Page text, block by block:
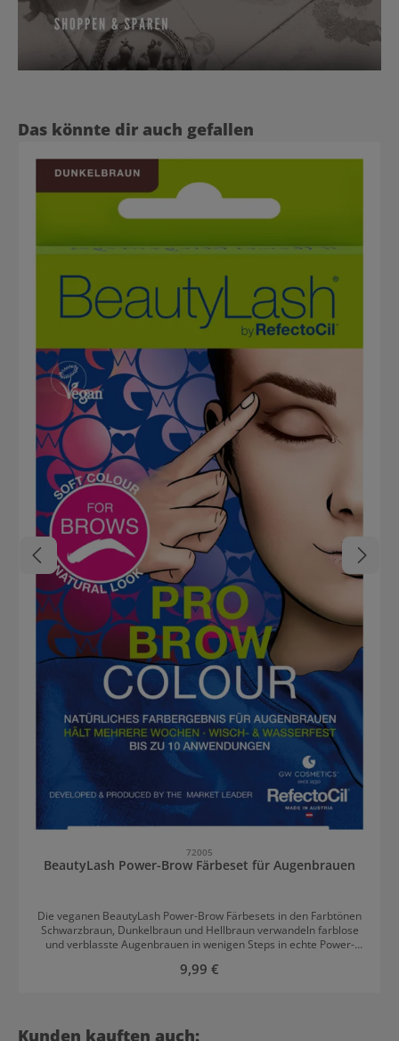
Produktgalerie überspringen
Das könnte dir auch gefallen
72005
BeautyLash Power-Brow Färbeset für Augenbrauen
Die veganen BeautyLash Power-Brow Färbesets in den Farbtönen
Schwarzbraun, Dunkelbraun und Hellbraun verwandeln farblose
und verblasste Augenbrauen in wenigen Steps in echte Power-
abgedeckt und erhalten kräftige Farbe. Das BeautyLash Power-
Dunkelbraun färbt die Augenbrauen in einem dunklen Braunton
Regulärer Preis:
9,99 €
Produktgalerie überspringen
Kunden kauften auch: